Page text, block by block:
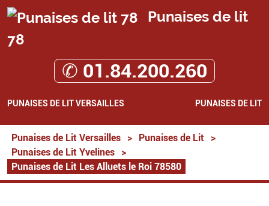
Punaises de lit
78
✆ 01.84.200.260
PUNAISES DE LIT VERSAILLES PUNAISES DE LIT
Punaises de Lit Versailles > Punaises de Lit
>
Punaises de Lit Yvelines
>
Punaises de Lit Les Alluets le Roi 78580